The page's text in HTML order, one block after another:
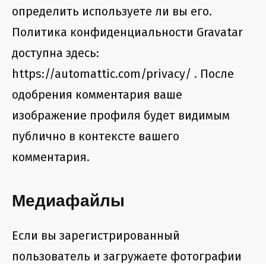
определить используете ли вы его.
Политика конфиденциальности Gravatar
доступна здесь:
https://automattic.com/privacy/ . После
одобрения комментария ваше
изображение профиля будет видимым
публично в контексте вашего
комментария.
Медиафайлы
Если вы зарегистрированный
пользователь и загружаете фотографии